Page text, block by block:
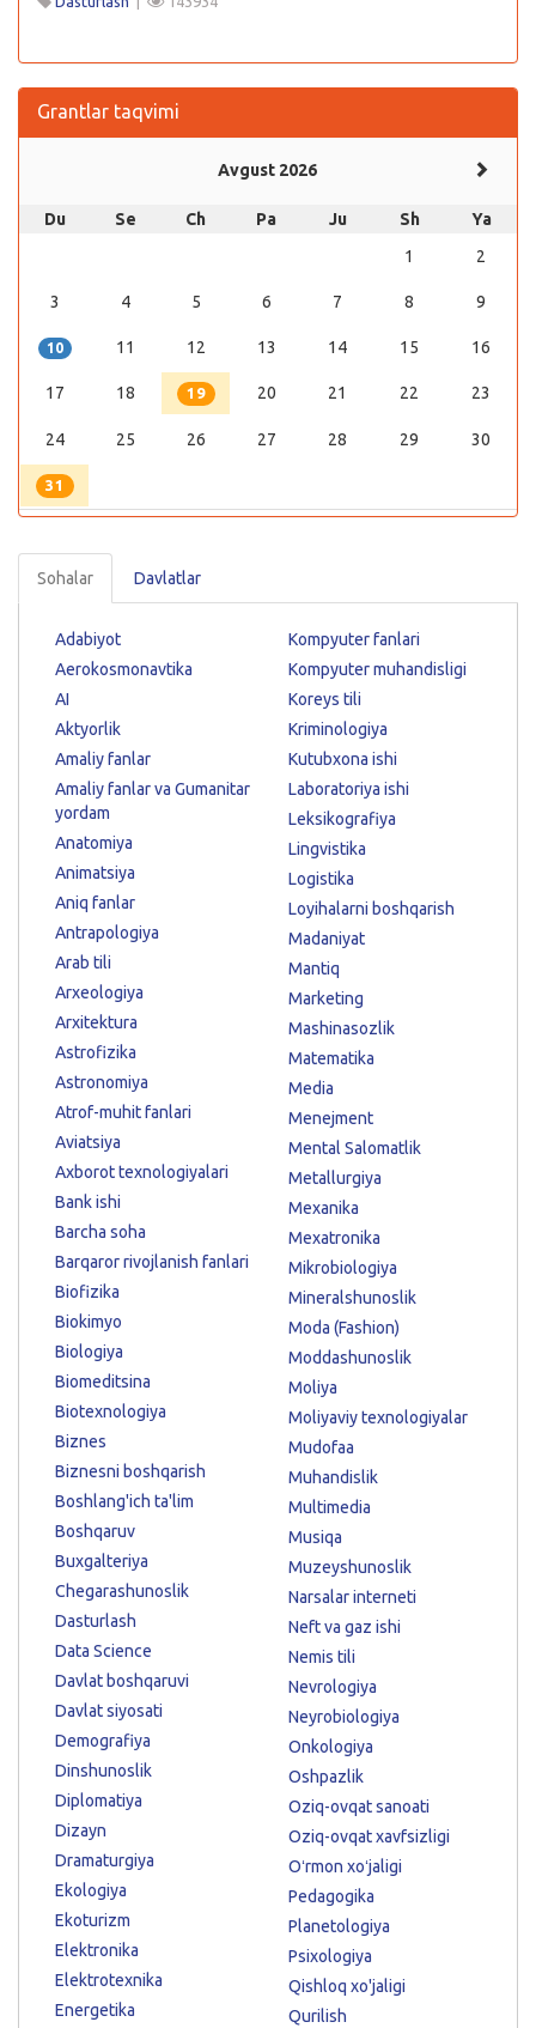
Grantlar taqvimi
Avgust 2026
Du Se Ch Pa Ju Sh
Ya
1
2
3 4 5 6 7 8 9
10 11 12 13 14 15 16
17 18 19 20 21 22 23
24 25 26 27 28 29 30
31
Sohalar Davlatlar
Adabiyot
Aerokosmonavtika
AI
Aktyorlik
Amaliy fanlar
Amaliy fanlar va Gumanitar
yordam
Anatomiya
Animatsiya
Aniq fanlar
Antrapologiya
Arab tili
Arxeologiya
Arxitektura
Astrofizika
Astronomiya
Atrof-muhit fanlari
Aviatsiya
Axborot texnologiyalari
Bank ishi
Barcha soha
Barqaror rivojlanish fanlari
Biofizika
Biokimyo
Biologiya
Biomeditsina
Biotexnologiya
Biznes
Biznesni boshqarish
Boshlang'ich ta'lim
Boshqaruv
Buxgalteriya
Chegarashunoslik
Dasturlash
Data Science
Davlat boshqaruvi
Davlat siyosati
Demografiya
Dinshunoslik
Diplomatiya
Dizayn
Dramaturgiya
Ekologiya
Ekoturizm
Elektronika
Elektrotexnika
Energetika
Kompyuter fanlari
Kompyuter muhandisligi
Koreys tili
Kriminologiya
Kutubxona ishi
Laboratoriya ishi
Leksikografiya
Lingvistika
Logistika
Loyihalarni boshqarish
Madaniyat
Mantiq
Marketing
Mashinasozlik
Matematika
Media
Menejment
Mental Salomatlik
Metallurgiya
Mexanika
Mexatronika
Mikrobiologiya
Mineralshunoslik
Moda (Fashion)
Moddashunoslik
Moliya
Moliyaviy texnologiyalar
Mudofaa
Muhandislik
Multimedia
Musiqa
Muzeyshunoslik
Narsalar interneti
Neft va gaz ishi
Nemis tili
Nevrologiya
Neyrobiologiya
Onkologiya
Oshpazlik
Oziq-ovqat sanoati
Oziq-ovqat xavfsizligi
Oʻrmon xoʻjaligi
Pedagogika
Planetologiya
Psixologiya
Qishloq xo'jaligi
Qurilish